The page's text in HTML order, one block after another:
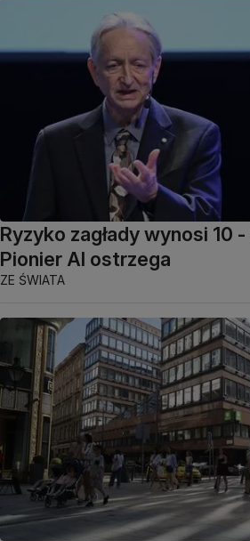
Ryzyko zagłady wynosi 10
Pionier AI ostrzega
ZE ŚWIATA